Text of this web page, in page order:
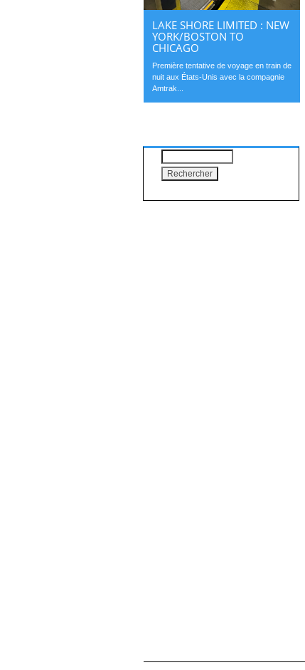
LAKE SHORE LIMITED : NEW
YORK/BOSTON TO
CHICAGO
Première tentative de voyage en train de
nuit aux États-Unis avec la compagnie
Amtrak...